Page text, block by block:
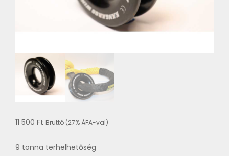
11 500 Ft Bruttó (27% ÁFA-val)
9 tonna terhelhetőség